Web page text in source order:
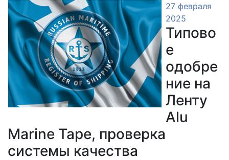
Испытательный
центр
Коронаторы
Новости
Документы
27 февраля
2025
Типово
е
одобре
ние на
Ленту
Alu
Marine Tape, проверка
системы качества